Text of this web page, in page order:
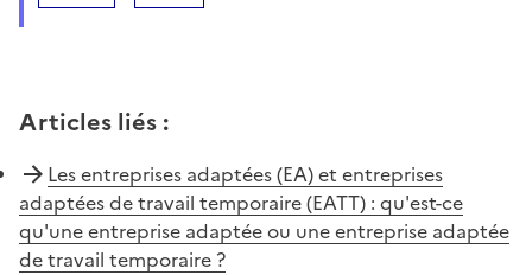
Articles liés :
Les entreprises adaptées (EA) et entreprises
adaptées de travail temporaire (EATT) : qu'est-ce
qu'une entreprise adaptée ou une entreprise adaptée
de travail temporaire ?